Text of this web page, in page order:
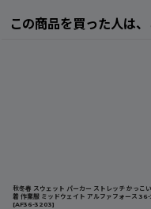
この商品を買った人は
秋冬春 スウェット パーカー ストレッチ かっこ
着 作業服 ミッドウェイト アルファフォース
[AF36-3203]